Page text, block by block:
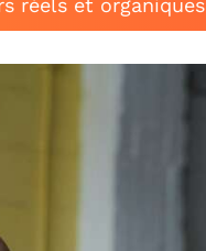
réels et organiques